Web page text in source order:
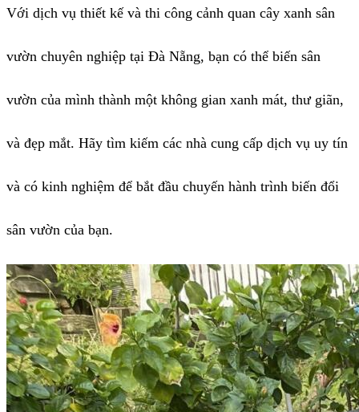
Với dịch vụ thiết kế và thi công cảnh quan cây xanh sân
vườn chuyên nghiệp tại Đà Nẵng, bạn có thể biến sân
vườn của mình thành một không gian xanh mát, thư giãn,
và đẹp mắt. Hãy tìm kiếm các nhà cung cấp dịch vụ uy tín
và có kinh nghiệm để bắt đầu chuyến hành trình biến đổi
sân vườn của bạn.